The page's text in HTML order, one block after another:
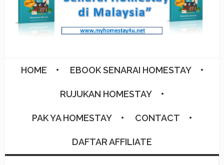
HOME EBOOK SENARAI HOMESTAY
RUJUKAN HOMESTAY
PAK YA HOMESTAY CONTACT
DAFTAR AFFILIATE